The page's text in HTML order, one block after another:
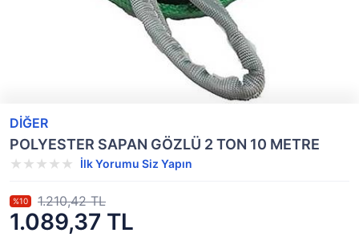
DİĞER
POLYESTER SAPAN GÖZLÜ 2 TON 10 METRE
İlk Yorumu Siz Yapın
1.089,37 TL
%10 1.210,42 TL